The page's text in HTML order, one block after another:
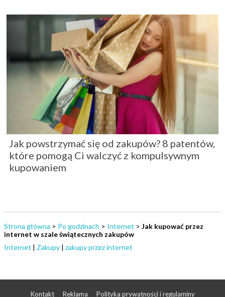
Jak powstrzymać się od zakupów? 8 patentów,
które pomogą Ci walczyć z kompulsywnym
kupowaniem
Strona główna > Po godzinach > Internet > Jak kupować przez
internet w szale świątecznych zakupów
Internet
Zakupy zakupy przez internet
Kontakt Reklama Polityka prywatności i regulaminy